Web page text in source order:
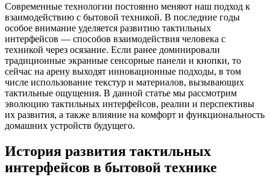
Современные технологии постоянно меняют наш подход к
взаимодействию с бытовой техникой. В последние годы
особое внимание уделяется развитию тактильных
интерфейсов — способов взаимодействия человека с
техникой через осязание. Если ранее доминировали
традиционные экранные сенсорные панели и кнопки, то
сейчас на арену выходят инновационные подходы, в том
числе использование текстур и материалов, вызывающих
тактильные ощущения. В данной статье мы рассмотрим
эволюцию тактильных интерфейсов, реалии и перспективы
их развития, а также влияние на комфорт и функциональность
домашних устройств будущего.
История развития тактильных
интерфейсов в бытовой технике